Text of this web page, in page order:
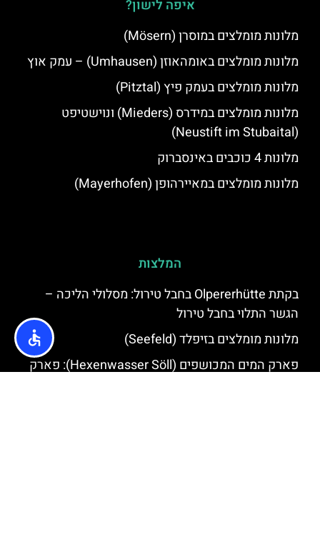
איפה לישון?
מלונות מומלצים במוסרן (Mösern)
מלונות מומלצים באומהאוזן (Umhausen) – עמק אוץ
מלונות מומלצים בעמק פיץ (Pitztal)
מלונות מומלצים במידרס (Mieders) ונוישטיפט
(Neustift im Stubaital)
מלונות 4 כוכבים באינסברוק
מלונות מומלצים במאיירהופן (Mayerhofen)
המלצות
בקתת Olpererhütte בחבל טירול: מסלולי הליכה –
הגשר התלוי בחבל טירול
מלונות מומלצים בזיפלד (Seefeld)
פארק המים המכושפים (Hexenwasser Söll): פארק